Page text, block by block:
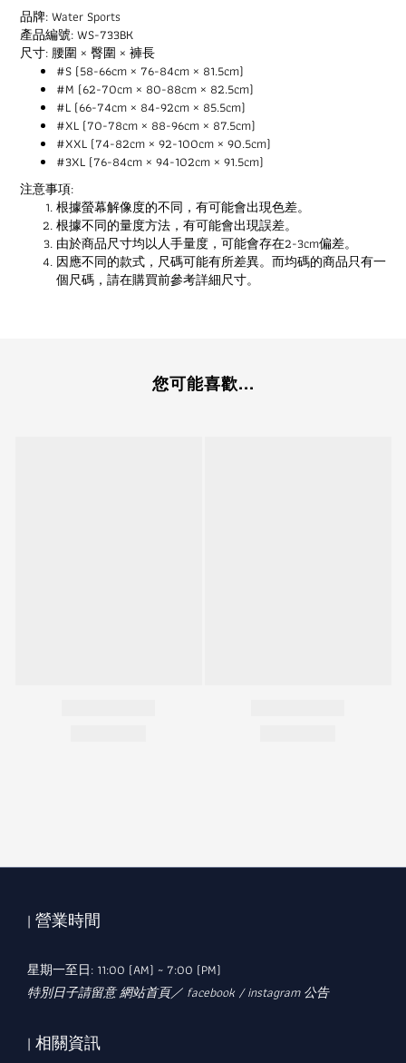
品牌: Water Sports
產品編號: WS-733BK
尺寸: 腰圍 × 臀圍 × 褲長
#S (58-66cm × 76-84cm × 81.5cm)
#M (62-70cm × 80-88cm × 82.5cm)
#L (66-74cm × 84-92cm × 85.5cm)
#XL (70-78cm × 88-96cm × 87.5cm)
#XXL (74-82cm × 92-100cm × 90.5cm)
#3XL (76-84cm × 94-102cm × 91.5cm)
注意事項:
根據螢幕解像度的不同，有可能會出現色差。
根據不同的量度方法，有可能會出現誤差。
由於商品尺寸均以人手量度，可能會存在2-3cm偏差。
因應不同的款式，尺碼可能有所差異。而均碼的商品只有一
個尺碼，請在購買前參考詳細尺寸。
您可能喜歡...
| 營業時間
星期一至日: 11:00 (AM) ~ 7:00 (PM)
特別日子請留意 網站首頁／ facebook / instagram 公告
| 相關資訊